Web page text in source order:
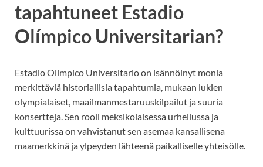
tapahtuneet Estadio
Olímpico Universitarian?
Estadio Olímpico Universitario on isännöinyt monia
merkittäviä historiallisia tapahtumia, mukaan lukien
olympialaiset, maailmanmestaruuskilpailut ja suuria
konsertteja. Sen rooli meksikolaisessa urheilussa ja
kulttuurissa on vahvistanut sen asemaa kansallisena
maamerkkinä ja ylpeyden lähteenä paikalliselle yhteisölle.